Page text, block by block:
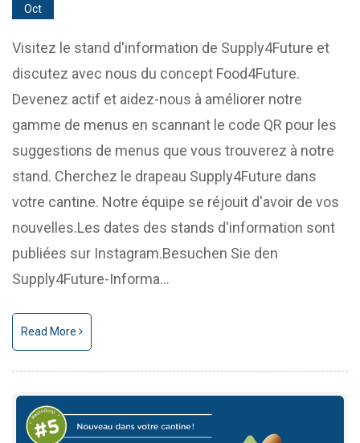
Oct
Visitez le stand d'information de Supply4Future et
discutez avec nous du concept Food4Future.
Devenez actif et aidez-nous à améliorer notre
gamme de menus en scannant le code QR pour les
suggestions de menus que vous trouverez à notre
stand. Cherchez le drapeau Supply4Future dans
votre cantine. Notre équipe se réjouit d'avoir de vos
nouvelles.Les dates des stands d'information sont
publiées sur Instagram.Besuchen Sie den
Supply4Future-Informa...
Read More